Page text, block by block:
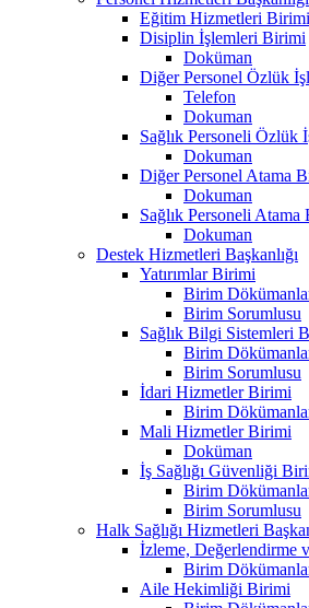
Eğitim Hizmetleri Birimi
Disiplin İşlemleri Birimi
Doküman
Diğer Personel Özlük
Telefon
Dokuman
Sağlık Personeli Özlük
Dokuman
Diğer Personel Atama
Dokuman
Sağlık Personeli Atama
Dokuman
Destek Hizmetleri Başkanlığı
Yatırımlar Birimi
Birim
Birim Sorumlusu
Sağlık Bilgi Sistemleri
Birim
Birim Sorumlusu
İdari Hizmetler Birimi
Birim
Mali Hizmetler Birimi
Doküman
İş Sağlığı Güvenliği
Birim
Birim Sorumlusu
Halk Sağlığı Hizmetleri
İzleme, Değerlendirme
Birim
Aile Hekimliği Birimi